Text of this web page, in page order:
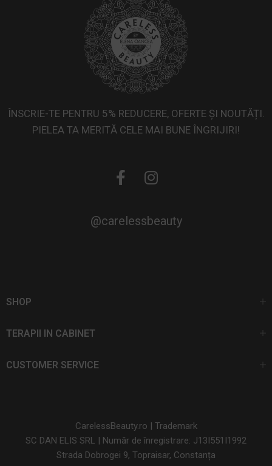
ÎNSCRIE-TE PENTRU 5% REDUCERE, OFERTE ȘI NOUTĂȚI.
PIELEA TA MERITĂ CELE MAI BUNE ÎNGRIJIRI!
@carelessbeauty
SHOP
TERAPII IN CABINET
CUSTOMER SERVICE
CarelessBeauty.ro | Trademark
SC DAN ELIS SRL | Număr de înregistrare: J13I551I1992
Strada Dobrogei 9, Topraisar, Constanța